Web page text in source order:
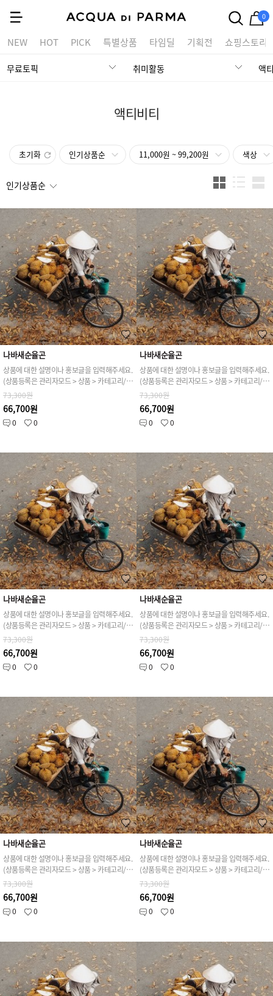
0
NEW HOT PICK 특별상품 타임딜 기획전 쇼핑스토리
무료토픽 취미활동 액
액티비티
초기화 인기상품순 11,000원 ~ 99,200원 색상
인기상품순
나바새순율곤
상품에 대한 설명이나 홍보글을 입력해주세요.
(상품등록은 관리자모드 > 상품 > 카테고리/상품관리 > 상품등록 가능)
73,300원
66,700원
0 0
나바새순율곤
상품에 대한 설명이나 홍보글을 입력해주세요.
(상품등록은 관리자모드 > 상품 > 카테고리/상품관리 > 상품등록 가능)
73,300원
66,700원
0 0
나바새순율곤
상품에 대한 설명이나 홍보글을 입력해주세요.
(상품등록은 관리자모드 > 상품 > 카테고리/상품관리 > 상품등록 가능)
73,300원
66,700원
0 0
나바새순율곤
상품에 대한 설명이나 홍보글을 입력해주세요.
(상품등록은 관리자모드 > 상품 > 카테고리/상품관리 > 상품등록 가능)
73,300원
66,700원
0 0
나바새순율곤
상품에 대한 설명이나 홍보글을 입력해주세요.
(상품등록은 관리자모드 > 상품 > 카테고리/상품관리 > 상품등록 가능)
73,300원
66,700원
0 0
나바새순율곤
상품에 대한 설명이나 홍보글을 입력해주세요.
(상품등록은 관리자모드 > 상품 > 카테고리/상품관리 > 상품등록 가능)
73,300원
66,700원
0 0